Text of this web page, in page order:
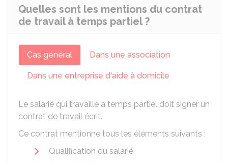
Quelles sont les mentions du contrat
de travail à temps partiel ?
Cas général Dans une association
Dans une entreprise d'aide à domicile
Le salarié qui travaille à temps partiel doit signer un
contrat de travail écrit.
Ce contrat mentionne tous les éléments suivants :
Qualification du salarié